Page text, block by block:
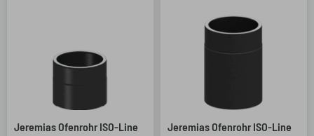
Jeremias Ofenrohr ISO-Line
Jeremias Ofenrohr ISO-Line